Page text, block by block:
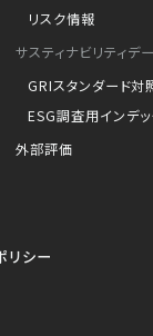
リスク情報
サスティナビリティデ
GRIスタンダード対
ESG調査用インデッ
外部評価
リシー